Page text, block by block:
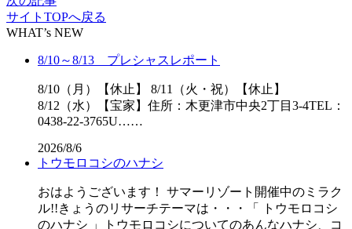
サイトTOPへ戻る
WHAT’s NEW
8/10～8/13 プレシャスレポート
8/10（月）【休止】 8/11（火・祝）【休止】
8/12（水）【宝家】住所：木更津市中央2丁目3-4TEL：
0438-22-3765U……
2026/8/6
トウモロコシのハナシ
おはようございます！ サマーリゾート開催中のミラク
ル!!きょうのリサーチテーマは・・・「 トウモロコシ
のハナシ 」トウモロコシについてのあんなハナシ、コ